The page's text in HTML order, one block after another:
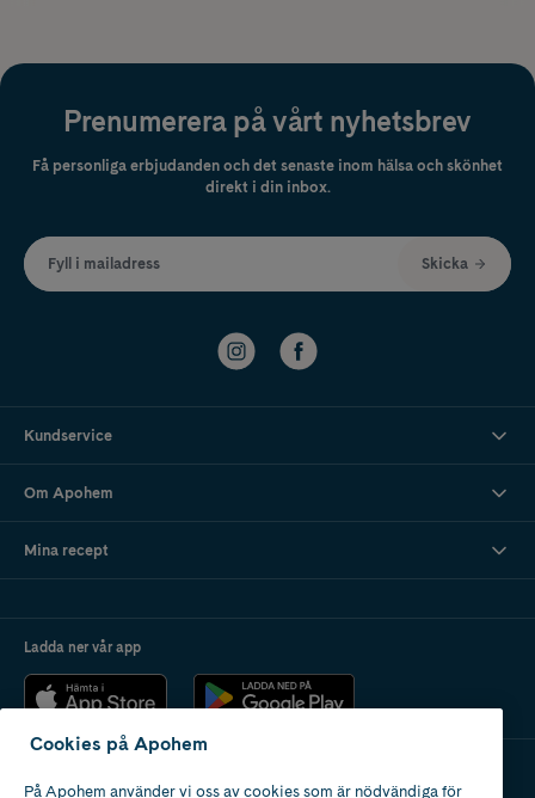
Prenumerera på vårt nyhetsbrev
Få personliga erbjudanden och det senaste inom hälsa och skönhet
direkt i din inbox.
Fyll i mailadress Skicka
Kundservice
Om Apohem
Mina recept
Ladda ner vår app
Cookies på Apohem
På Apohem använder vi oss av cookies som är nödvändiga för